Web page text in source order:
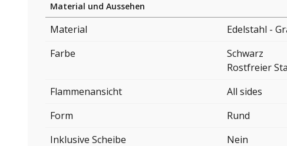
Material und Aussehen
Material
Edelstahl -
Farbe
Schwarz
Rostfreier
Flammenansicht
All sides
Form
Rund
Inklusive Scheibe
Nein